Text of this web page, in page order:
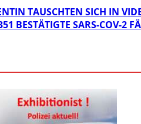
TAUSCHTEN SICH IN
BESTÄTIGTE SARS-COV-2